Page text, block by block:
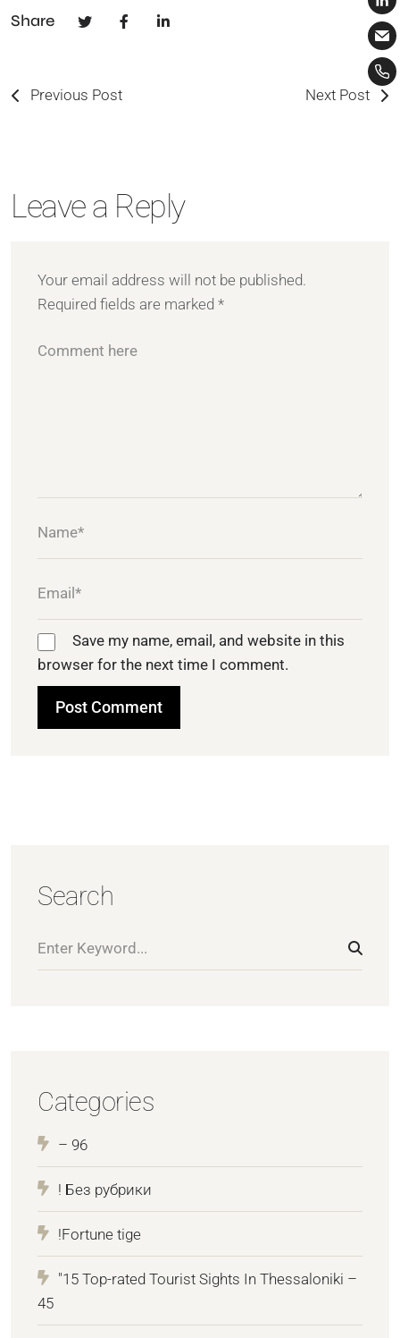
Share
Previous Post Next Post
Leave a Reply
Your email address will not be published.
Required fields are marked *
Save my name, email, and website in this
browser for the next time I comment.
Search
Categories
– 96
! Без рубрики
!Fortune tige
"15 Top-rated Tourist Sights In Thessaloniki –
45